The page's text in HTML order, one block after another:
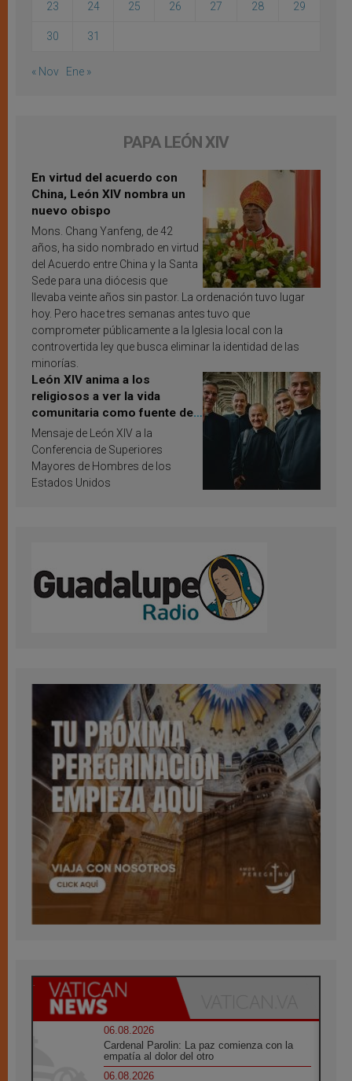
23 24 25 26 27 28 29
30 31
« Nov Ene »
PAPA LEÓN XIV
En virtud del acuerdo con
China, León XIV nombra un
nuevo obispo
Mons. Chang Yanfeng, de 42
años, ha sido nombrado en virtud
del Acuerdo entre China y la Santa
Sede para una diócesis que
llevaba veinte años sin pastor. La ordenación tuvo lugar
hoy. Pero hace tres semanas antes tuvo que
comprometer públicamente a la Iglesia local con la
controvertida ley que busca eliminar la identidad de las
minorías.
León XIV anima a los
religiosos a ver la vida
comunitaria como fuente de
inspiración y santificación
Mensaje de León XIV a la
Conferencia de Superiores
Mayores de Hombres de los
Estados Unidos
06.08.2026
Cardenal Parolin: La paz comienza con la
empatía al dolor del otro
06.08.2026